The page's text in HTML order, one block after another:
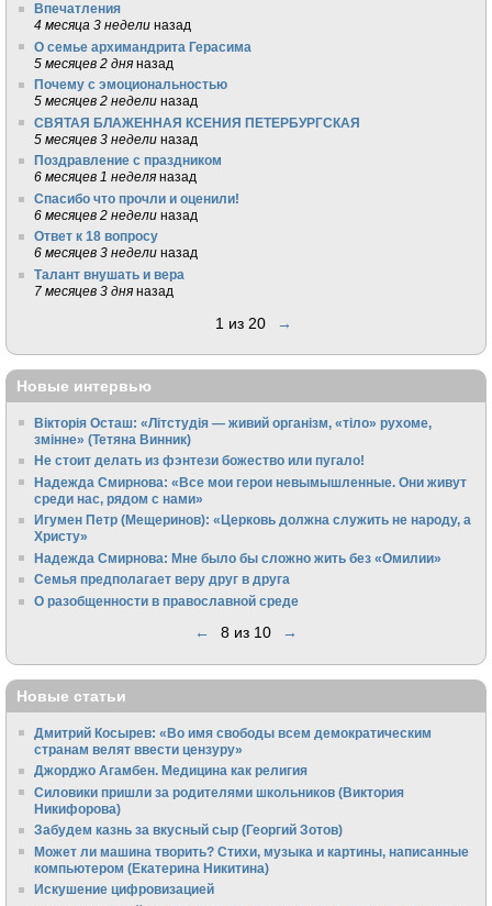
Впечатления
4 месяца 3 недели назад
О семье архимандрита Герасима
5 месяцев 2 дня назад
Почему с эмоциональностью
5 месяцев 2 недели назад
СВЯТАЯ БЛАЖЕННАЯ КСЕНИЯ ПЕТЕРБУРГСКАЯ
5 месяцев 3 недели назад
Поздравление с праздником
6 месяцев 1 неделя назад
Спасибо что прочли и оценили!
6 месяцев 2 недели назад
Ответ к 18 вопросу
6 месяцев 3 недели назад
Талант внушать и вера
7 месяцев 3 дня назад
1 из 20 →
Новые интервью
Вікторія Осташ: «Літстудія — живий організм, «тіло» рухоме,
змінне» (Тетяна Винник)
Не стоит делать из фэнтези божество или пугало!
Надежда Смирнова: «Все мои герои невымышленные. Они живут
среди нас, рядом с нами»
Игумен Петр (Мещеринов): «Церковь должна служить не народу, а
Христу»
Надежда Смирнова: Мне было бы сложно жить без «Омилии»
Семья предполагает веру друг в друга
О разобщенности в православной среде
← 8 из 10 →
Новые статьи
Дмитрий Косырев: «Во имя свободы всем демократическим
странам велят ввести цензуру»
Джорджо Агамбен. Медицина как религия
Силовики пришли за родителями школьников (Виктория
Никифорова)
Забудем казнь за вкусный сыр (Георгий Зотов)
Может ли машина творить? Стихи, музыка и картины, написанные
компьютером (Екатерина Никитина)
Искушение цифровизацией